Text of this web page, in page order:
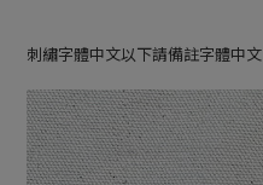
刺繡字體中文以下請備註字體中文